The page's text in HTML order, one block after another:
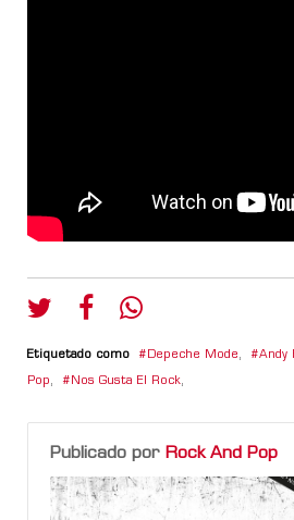
Etiquetado como Depeche Mode, Andy
Pop, Nos Gusta El Rock,
Publicado por Rock And Pop